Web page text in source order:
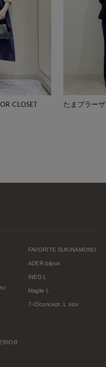
CLOSET
FAVORITE SUKINAMONO
ADER.bijoux
INED L
Maglie L
7-IDconcept. L size